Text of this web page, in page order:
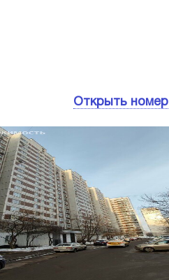
Открыть номер